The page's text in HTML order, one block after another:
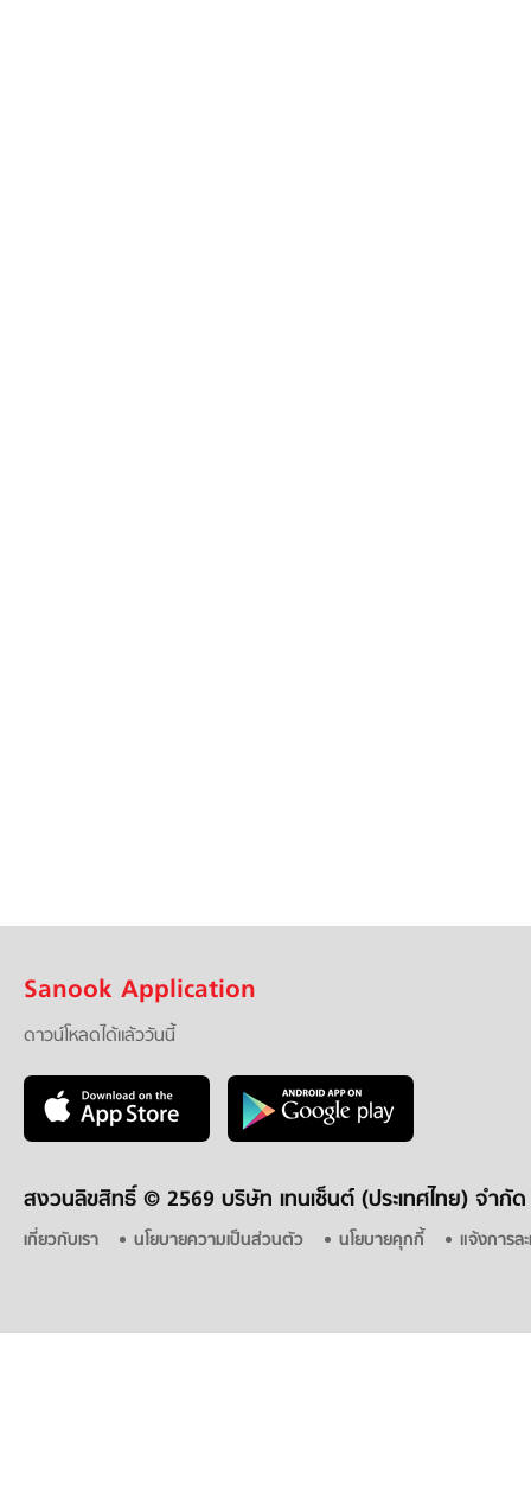
Sanook Application
ดาวน์โหลดได้แล้ววันนี้
สงวนลิขสิทธิ์ © 2569 บริษัท เทนเซ็นต์ (ประเทศไทย) จำกัด
เกี่ยวกับเรา นโยบายความเป็นส่วนตัว นโยบายคุกกี้ แจ้งการล